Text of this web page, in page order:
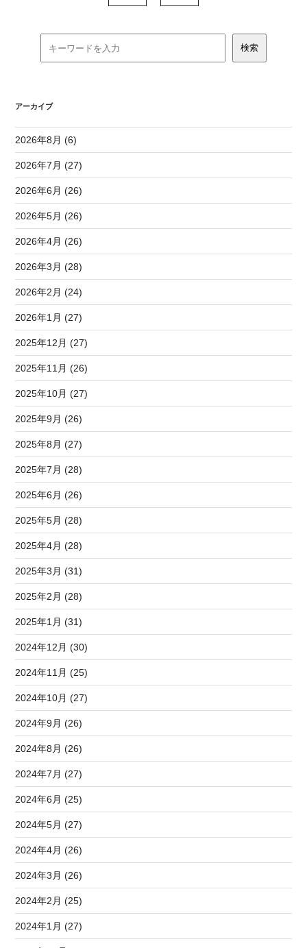
アーカイブ
2026年8月 (6)
2026年7月 (27)
2026年6月 (26)
2026年5月 (26)
2026年4月 (26)
2026年3月 (28)
2026年2月 (24)
2026年1月 (27)
2025年12月 (27)
2025年11月 (26)
2025年10月 (27)
2025年9月 (26)
2025年8月 (27)
2025年7月 (28)
2025年6月 (26)
2025年5月 (28)
2025年4月 (28)
2025年3月 (31)
2025年2月 (28)
2025年1月 (31)
2024年12月 (30)
2024年11月 (25)
2024年10月 (27)
2024年9月 (26)
2024年8月 (26)
2024年7月 (27)
2024年6月 (25)
2024年5月 (27)
2024年4月 (26)
2024年3月 (26)
2024年2月 (25)
2024年1月 (27)